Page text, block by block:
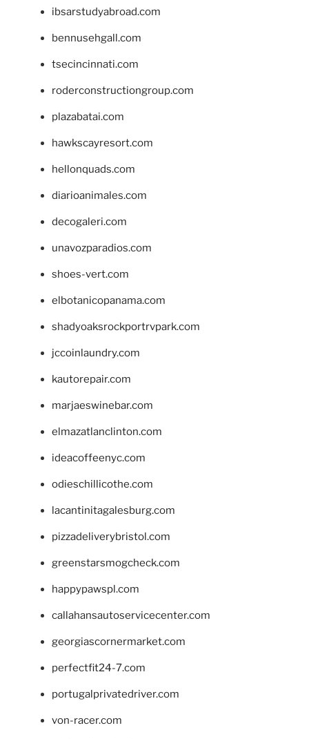
ibsarstudyabroad.com
bennusehgall.com
tsecincinnati.com
roderconstructiongroup.com
plazabatai.com
hawkscayresort.com
hellonquads.com
diarioanimales.com
decogaleri.com
unavozparadios.com
shoes-vert.com
elbotanicopanama.com
shadyoaksrockportrvpark.com
jccoinlaundry.com
kautorepair.com
marjaeswinebar.com
elmazatlanclinton.com
ideacoffeenyc.com
odieschillicothe.com
lacantinitagalesburg.com
pizzadeliverybristol.com
greenstarsmogcheck.com
happypawspl.com
callahansautoservicecenter.com
georgiascornermarket.com
perfectfit24-7.com
portugalprivatedriver.com
von-racer.com